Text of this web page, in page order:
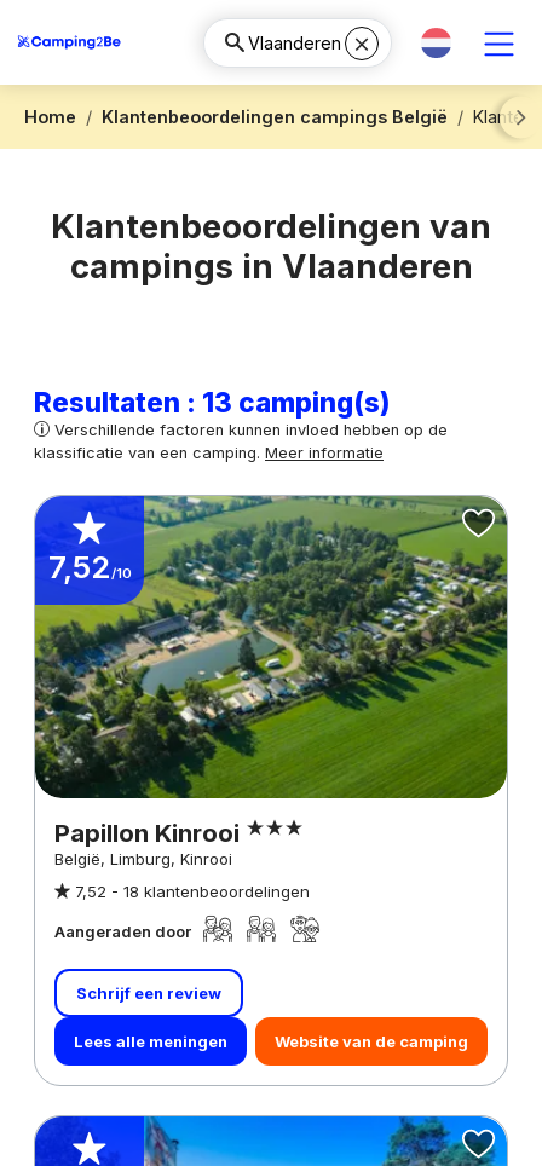
Home Klantenbeoordelingen campings België
Next
Klantenbeoordelingen van
campings in Vlaanderen
Resultaten : 13 camping(s)
Verschillende factoren kunnen invloed hebben op de
klassificatie van een camping. Meer informatie
7,52/10
Papillon Kinrooi
België, Limburg, Kinrooi
7,52 - 18 klantenbeoordelingen
Aangeraden door
Schrijf een review
Lees alle meningen Website van de camping